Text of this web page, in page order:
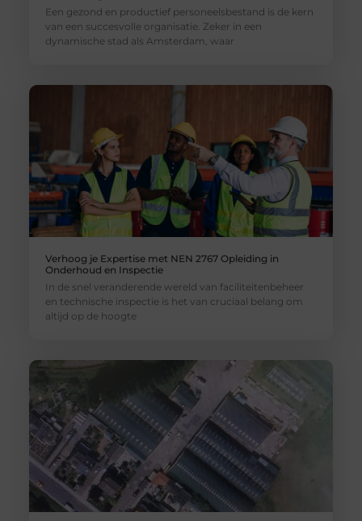
Een gezond en productief personeelsbestand is de kern
van een succesvolle organisatie. Zeker in een
dynamische stad als Amsterdam, waar
Verhoog je Expertise met NEN 2767 Opleiding in
Onderhoud en Inspectie
In de snel veranderende wereld van faciliteitenbeheer
en technische inspectie is het van cruciaal belang om
altijd op de hoogte